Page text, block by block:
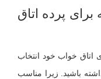
پرده اتاق
اتاق خواب خود انتخاب
باشید. زیرا مناسب